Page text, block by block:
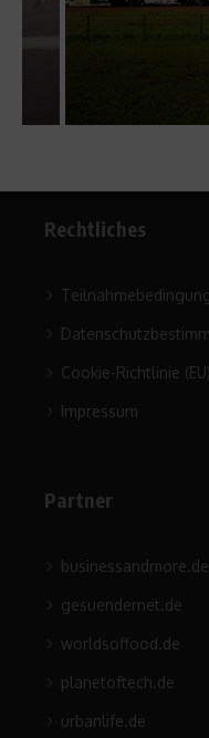
Rechtliches
Cookie-Richtlinie (EU)
Impressum
Partner
businessandmore.de
gesuendernet.de
worldsoffood.de
planetoftech.de
urbanlife.de